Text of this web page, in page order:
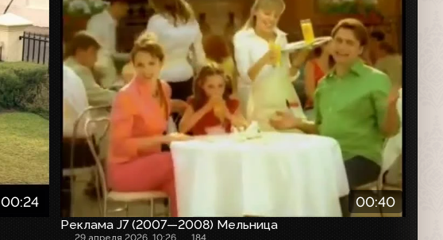
00:24 00:40
Реклама J7 (2007—2008) Мельница
29 апреля 2026, 10:26 184